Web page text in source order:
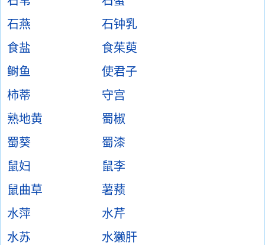
石燕
石钟乳
食盐
食茱萸
鲥鱼
使君子
柿蒂
守宫
熟地黄
蜀椒
蜀葵
蜀漆
鼠妇
鼠李
鼠曲草
薯蓣
水萍
水芹
水苏
水獭肝